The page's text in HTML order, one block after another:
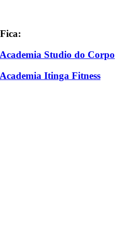
Academia Studio do Corpo
Academia Itinga Fitness